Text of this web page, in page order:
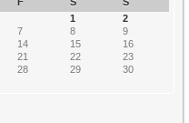
1
2
7 8
9
14 15
16
21 22
23
28 29
30